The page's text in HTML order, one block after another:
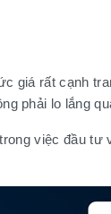
giá rất cạnh
phải lo lắng
việc đầu